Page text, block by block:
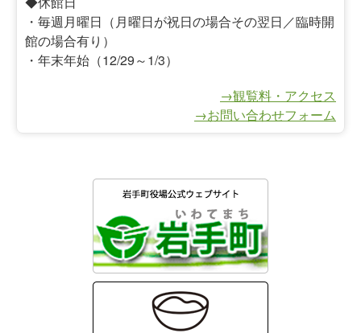
・毎週月曜日（月曜日が祝日の場合その翌日／臨時開
館の場合有り）
・年末年始（12/29～1/3）
→観覧料・アクセス
→お問い合わせフォーム